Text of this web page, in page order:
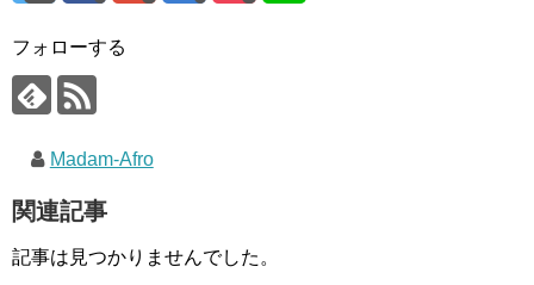
フォローする
Madam-Afro
関連記事
記事は見つかりませんでした。